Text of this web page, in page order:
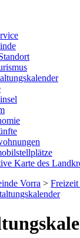
Karte des
Vorra >